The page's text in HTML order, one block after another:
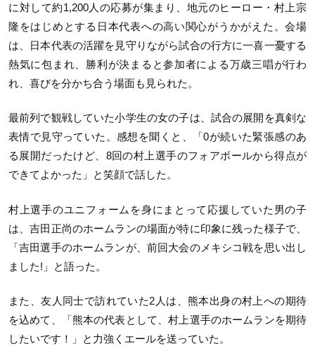
に対して約1,200人の応募が集まり、地元のヒーロー・村上宗
隆をはじめとする日本代表への高い関心がうかがえた。会場
は、日本代表の活躍を見守りながら試合の行方に一喜一憂する
熱気に包まれ、勝利が決まると参加者による万歳三唱が行わ
れ、喜びを分かち合う場面も見られた。
最前列で観戦していた小学生の女の子は、試合の展開を真剣な
表情で見守っていた。感想を聞くと、「0が続いた緊張感のあ
る展開だったけど、8回の村上選手のフォアボールから得点が
できてよかった」と笑顔で話した。
村上選手のユニフォームを身にまとって応援していた男の子
は、吉田正尚のホームランの場面が特に印象に残った様子で、
「吉田選手のホームランが、前回大会のメキシコ戦を思い出し
ました!」と語った。
また、友人同士で訪れていた2人は、熊本出身の村上への期待
を込めて、「熊本の代表として、村上選手のホームランを期待
したいです！」と力強くエールを送っていた。